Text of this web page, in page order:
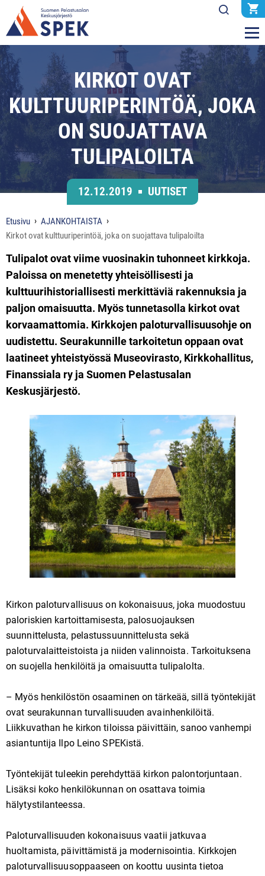
KIRKOT OVAT
KULTTUURIPERINTÖÄ, JOKA
ON SUOJATTAVA
TULIPALOILTA
12.12.2019 UUTISET
Etusivu
AJANKOHTAISTA
Kirkot ovat kulttuuriperintöä, joka on suojattava tulipaloilta
Tulipalot ovat viime vuosinakin tuhonneet kirkkoja.
Paloissa on menetetty yhteisöllisesti ja
kulttuurihistoriallisesti merkittäviä rakennuksia ja
paljon omaisuutta. Myös tunnetasolla kirkot ovat
korvaamattomia. Kirkkojen paloturvallisuusohje on
uudistettu. Seurakunnille tarkoitetun oppaan ovat
laatineet yhteistyössä Museovirasto, Kirkkohallitus,
Finanssiala ry ja Suomen Pelastusalan
Keskusjärjestö.
Kirkon paloturvallisuus on kokonaisuus, joka muodostuu
paloriskien kartoittamisesta, palosuojauksen
suunnittelusta, pelastussuunnittelusta sekä
paloturvalaitteistoista ja niiden valinnoista. Tarkoituksena
on suojella henkilöitä ja omaisuutta tulipalolta.
– Myös henkilöstön osaaminen on tärkeää, sillä työntekijät
ovat seurakunnan turvallisuuden avainhenkilöitä.
Liikkuvathan he kirkon tiloissa päivittäin, sanoo vanhempi
asiantuntija Ilpo Leino SPEKistä.
Työntekijät tuleekin perehdyttää kirkon palontorjuntaan.
Lisäksi koko henkilökunnan on osattava toimia
hälytystilanteessa.
Paloturvallisuuden kokonaisuus vaatii jatkuvaa
huoltamista, päivittämistä ja modernisointia. Kirkkojen
paloturvallisuusoppaaseen on koottu uusinta tietoa